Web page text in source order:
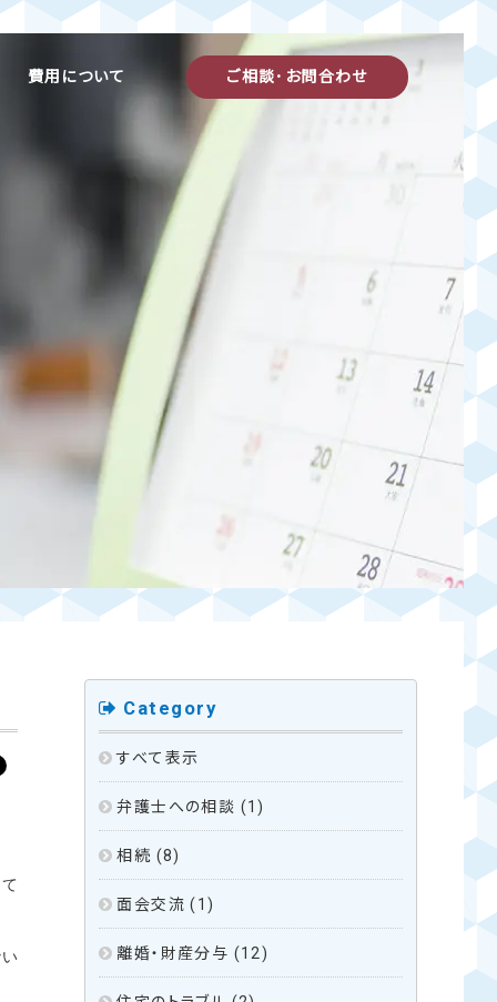
費用について ご相談･お問合わせ
Category
すべて表示
弁護士への相談 (1)
相続 (8)
面会交流 (1)
離婚・財産分与 (12)